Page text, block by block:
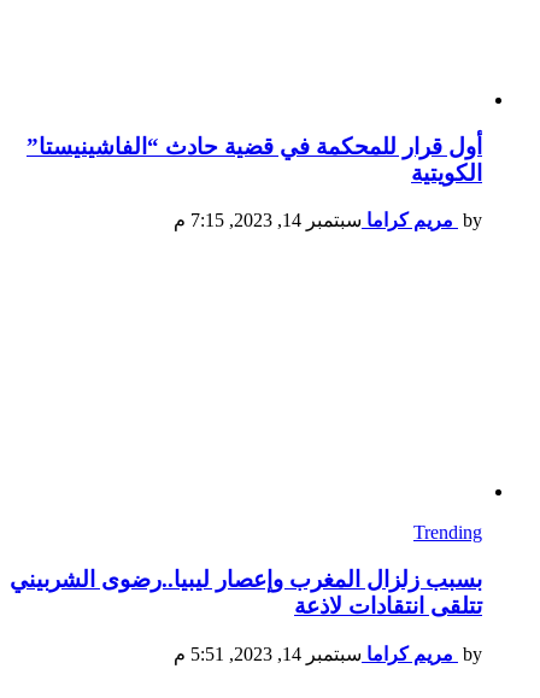
أول قرار للمحكمة في قضية حادث “الفاشينيستا”
الكويتية
by مريم كراما سبتمبر 14, 2023, 7:15 م
Trending
بسبب زلزال المغرب وإعصار ليبيا..رضوى الشربيني
تتلقى انتقادات لاذعة
by مريم كراما سبتمبر 14, 2023, 5:51 م